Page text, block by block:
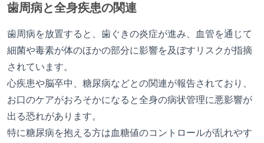
歯周病と全身疾患の関連
歯周病を放置すると、歯ぐきの炎症が進み、血管を通じて
細菌や毒素が体のほかの部分に影響を及ぼすリスクが指摘
されています。
心疾患や脳卒中、糖尿病などとの関連が報告されており、
お口のケアがおろそかになると全身の病状管理に悪影響が
出る恐れがあります。
特に糖尿病を抱える方は血糖値のコントロールが乱れやす